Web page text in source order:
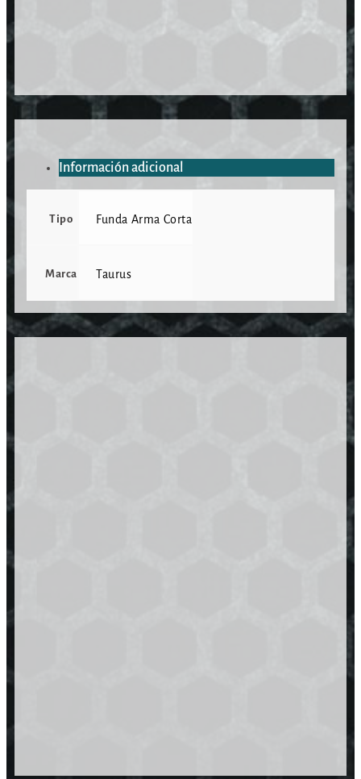
Información adicional
Tipo Funda Arma Corta
Marca Taurus